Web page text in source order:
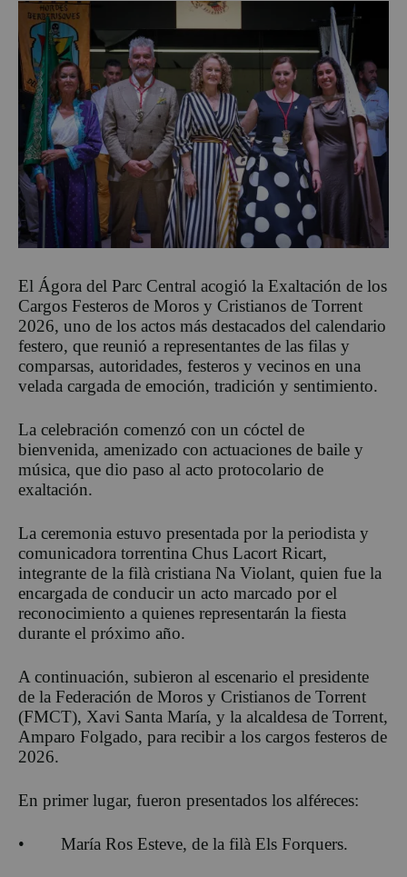
El Ágora del Parc Central acogió la Exaltación de los
Cargos Festeros de Moros y Cristianos de Torrent
2026, uno de los actos más destacados del calendario
festero, que reunió a representantes de las filas y
comparsas, autoridades, festeros y vecinos en una
velada cargada de emoción, tradición y sentimiento.
La celebración comenzó con un cóctel de
bienvenida, amenizado con actuaciones de baile y
música, que dio paso al acto protocolario de
exaltación.
La ceremonia estuvo presentada por la periodista y
comunicadora torrentina Chus Lacort Ricart,
integrante de la filà cristiana Na Violant, quien fue la
encargada de conducir un acto marcado por el
reconocimiento a quienes representarán la fiesta
durante el próximo año.
A continuación, subieron al escenario el presidente
de la Federación de Moros y Cristianos de Torrent
(FMCT), Xavi Santa María, y la alcaldesa de Torrent,
Amparo Folgado, para recibir a los cargos festeros de
2026.
En primer lugar, fueron presentados los alféreces:
• María Ros Esteve, de la filà Els Forquers.